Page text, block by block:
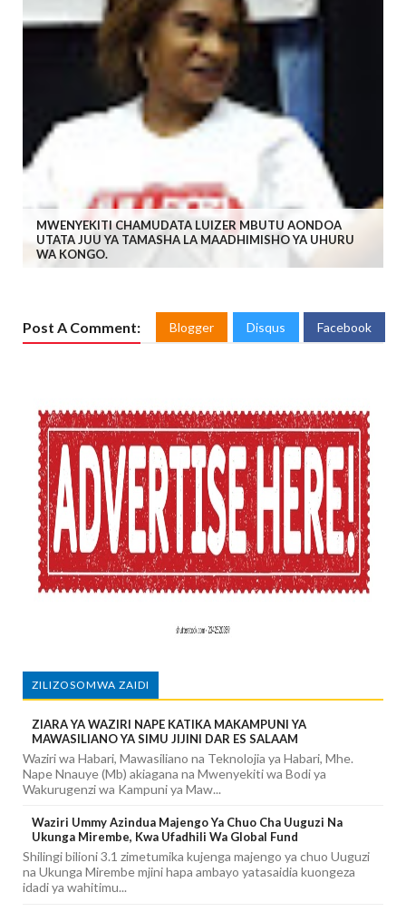
MWENYEKITI CHAMUDATA LUIZER MBUTU AONDOA
UTATA JUU YA TAMASHA LA MAADHIMISHO YA UHURU
WA KONGO.
Post A Comment: Blogger Disqus Facebook
ZILIZOSOMWA ZAIDI
ZIARA YA WAZIRI NAPE KATIKA MAKAMPUNI YA
MAWASILIANO YA SIMU JIJINI DAR ES SALAAM
Waziri wa Habari, Mawasiliano na Teknolojia ya Habari, Mhe.
Nape Nnauye (Mb) akiagana na Mwenyekiti wa Bodi ya
Wakurugenzi wa Kampuni ya Maw...
Waziri Ummy Azindua Majengo Ya Chuo Cha Uuguzi Na
Ukunga Mirembe, Kwa Ufadhili Wa Global Fund
Shilingi bilioni 3.1 zimetumika kujenga majengo ya chuo Uuguzi
na Ukunga Mirembe mjini hapa ambayo yatasaidia kuongeza
idadi ya wahitimu...